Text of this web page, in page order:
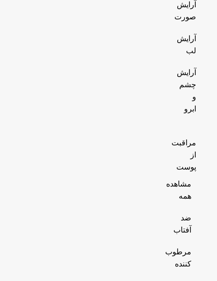
آرایش
صورت
آرایش
لب
آرایش
چشم
و
ابرو
مراقبت
از
پوست
مشاهده
همه
ضد
آفتاب
مرطوب
کننده